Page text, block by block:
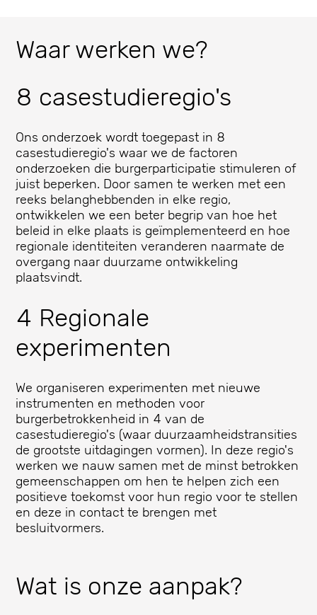
Waar werken we?
8 casestudieregio's
Ons onderzoek wordt toegepast in 8
casestudieregio's waar we de factoren
onderzoeken die burgerparticipatie stimuleren of
juist beperken. Door samen te werken met een
reeks belanghebbenden in elke regio,
ontwikkelen we een beter begrip van hoe het
beleid in elke plaats is geïmplementeerd en hoe
regionale identiteiten veranderen naarmate de
overgang naar duurzame ontwikkeling
plaatsvindt.
4 Regionale
experimenten
We organiseren experimenten met nieuwe
instrumenten en methoden voor
burgerbetrokkenheid in 4 van de
casestudieregio's (waar duurzaamheidstransities
de grootste uitdagingen vormen). In deze regio's
werken we nauw samen met de minst betrokken
gemeenschappen om hen te helpen zich een
positieve toekomst voor hun regio voor te stellen
en deze in contact te brengen met
besluitvormers.
Wat is onze aanpak?